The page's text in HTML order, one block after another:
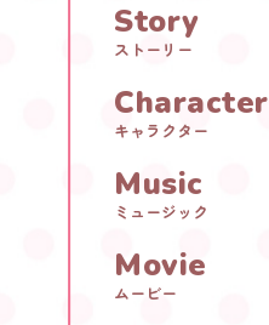
Story
ストーリー
Character
キャラクター
Music
ミュージック
Movie
ムービー